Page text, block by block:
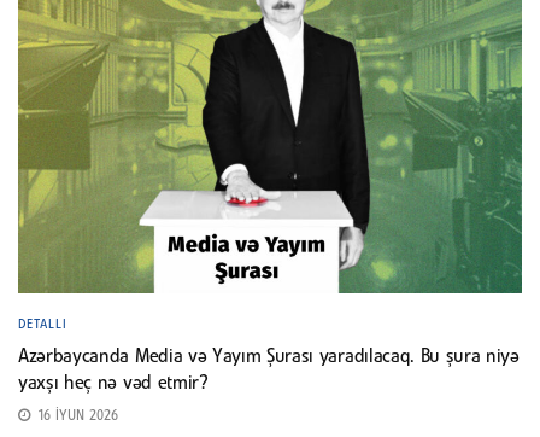
DETALLI
Azərbaycanda Media və Yayım Şurası yaradılacaq. Bu şura niyə
yaxşı heç nə vəd etmir?
16 İYUN 2026